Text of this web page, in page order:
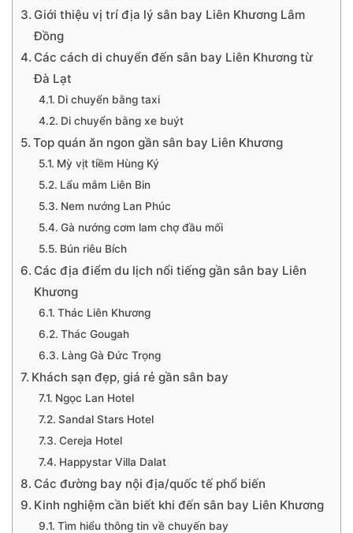
Giới thiệu vị trí địa lý sân bay Liên Khương Lâm
Đồng
Các cách di chuyển đến sân bay Liên Khương từ
Đà Lạt
Di chuyển bằng taxi
Di chuyển bằng xe buýt
Top quán ăn ngon gần sân bay Liên Khương
Mỳ vịt tiềm Hùng Ký
Lẩu mắm Liên Bin
Nem nướng Lan Phúc
Gà nướng cơm lam chợ đầu mối
Bún riêu Bích
Các địa điểm du lịch nổi tiếng gần sân bay Liên
Khương
Thác Liên Khương
Thác Gougah
Làng Gà Đức Trọng
Khách sạn đẹp, giá rẻ gần sân bay
Ngọc Lan Hotel
Sandal Stars Hotel
Cereja Hotel
Happystar Villa Dalat
Các đường bay nội địa/quốc tế phổ biến
Kinh nghiệm cần biết khi đến sân bay Liên Khương
Tìm hiểu thông tin về chuyến bay